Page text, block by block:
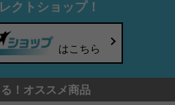
クトショップ！
はこちら
！オススメ商品